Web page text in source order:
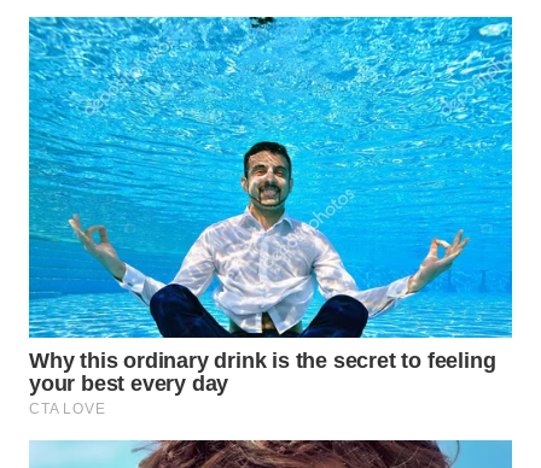
WN
MADURA
WN
SURABAYA
WN
NATUNA
WN
BINTAN
MANDALIKA